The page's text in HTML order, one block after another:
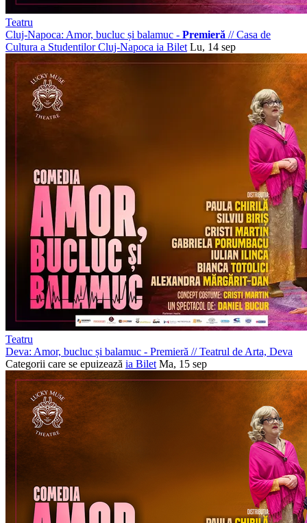
Teatru
Cluj-Napoca: Amor, bucluc și balamuc - Premieră //Casa de
Cultura a Studentilor Cluj-Napoca ia Bilet Lu, 14 sep
Teatru
Deva: Amor, bucluc și balamuc - Premieră //Teatrul de Arta, Deva
Categorii care se epuizează ia Bilet Ma, 15 sep